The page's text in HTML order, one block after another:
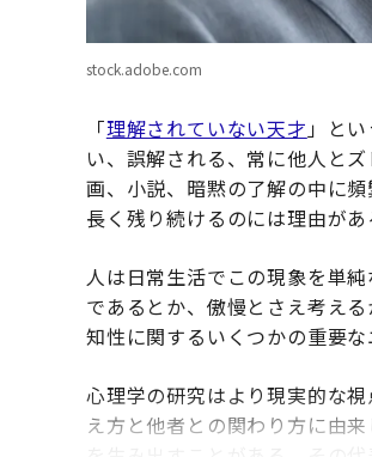
stock.adobe.com
「理解されていない天才」と
い、誤解される、常に他人と
画、小説、暗黙の了解の中に
長く残り続けるのには理由が
人は日常生活でこの現象を単
であるとか、傲慢とさえ考え
知性に関するいくつかの重要
心理学の研究はより現実的な
え方と他者との関わり方に由